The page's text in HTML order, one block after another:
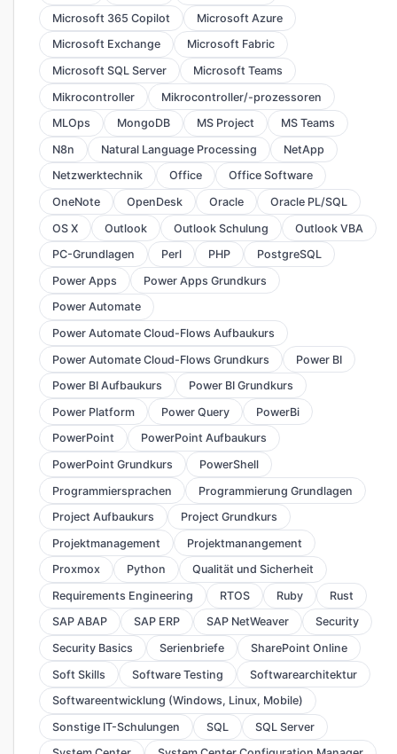
Microsoft 365 Copilot
Microsoft Azure
Microsoft Exchange
Microsoft Fabric
Microsoft SQL Server
Microsoft Teams
Mikrocontroller
Mikrocontroller/-prozessoren
MLOps
MongoDB MS Project
MS Teams
N8n
Natural Language Processing
NetApp
Netzwerktechnik
Office
Office Software
OneNote
OpenDesk Oracle
Oracle PL/SQL
OS X
Outlook Outlook Schulung
Outlook VBA
PC-Grundlagen
Perl PHP
PostgreSQL
Power Apps
Power Apps Grundkurs
Power Automate
Power Automate Cloud-Flows Aufbaukurs
Power Automate Cloud-Flows Grundkurs
Power BI
Power BI Aufbaukurs
Power BI Grundkurs
Power Platform
Power Query
PowerBi
PowerPoint
PowerPoint Aufbaukurs
PowerPoint Grundkurs
PowerShell
Programmiersprachen
Programmierung Grundlagen
Project Aufbaukurs
Project Grundkurs
Projektmanagement
Projektmanangement
Proxmox
Python
Qualität und Sicherheit
Requirements Engineering
RTOS Ruby
Rust
SAP ABAP
SAP ERP SAP NetWeaver
Security
Security Basics
Serienbriefe
SharePoint Online
Soft Skills
Software Testing
Softwarearchitektur
Softwareentwicklung (Windows, Linux, Mobile)
Sonstige IT-Schulungen
SQL
SQL Server